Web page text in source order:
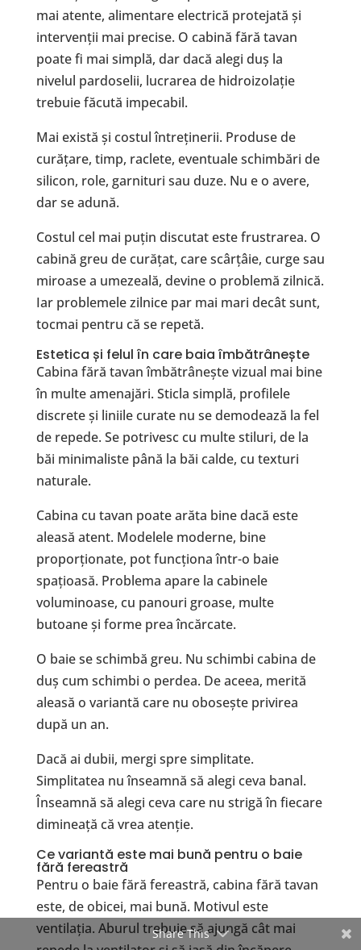
mai atente, alimentare electrică protejată și
intervenții mai precise. O cabină fără tavan
poate fi mai simplă, dar dacă alegi duș la
nivelul pardoselii, lucrarea de hidroizolație
trebuie făcută impecabil.
Mai există și costul întreținerii. Produse de
curățare, timp, raclete, eventuale schimbări de
silicon, role, garnituri sau duze. Nu e o avere,
dar se adună.
Costul cel mai puțin discutat este frustrarea. O
cabină greu de curățat, care scârțâie, curge sau
miroase a umezeală, devine o problemă zilnică.
Iar problemele zilnice par mai mari decât sunt,
tocmai pentru că se repetă.
Estetica și felul în care baia îmbătrânește
Cabina fără tavan îmbătrânește vizual mai bine
în multe amenajări. Sticla simplă, profilele
discrete și liniile curate nu se demodează la fel
de repede. Se potrivesc cu multe stiluri, de la
băi minimaliste până la băi calde, cu texturi
naturale.
Cabina cu tavan poate arăta bine dacă este
aleasă atent. Modelele moderne, bine
proporționate, pot funcționa într-o baie
spațioasă. Problema apare la cabinele
voluminoase, cu panouri groase, multe
butoane și forme prea încărcate.
O baie se schimbă greu. Nu schimbi cabina de
duș cum schimbi o perdea. De aceea, merită
aleasă o variantă care nu obosește privirea
după un an.
Dacă ai dubii, mergi spre simplitate.
Simplitatea nu înseamnă să alegi ceva banal.
Înseamnă să alegi ceva care nu strigă în fiecare
dimineață că vrea atenție.
Ce variantă este mai bună pentru o baie
fără fereastră
Pentru o baie fără fereastră, cabina fără tavan
este, de obicei, mai bună. Motivul este
ventilația. Aburul trebuie să ajungă cât mai
Share This